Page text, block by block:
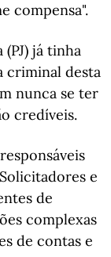
compensa".
já tinha
criminal desta
nunca se ter
credíveis.
e
de
complexas
de contas e